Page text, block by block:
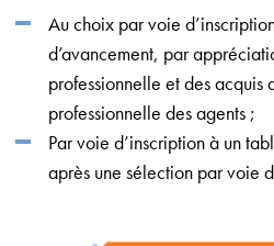
Au choix par voie
d’avancement, par
professionnelle et des acquis
professionnelle des agents ;
Par voie d’inscription à un
après une sélection par voie